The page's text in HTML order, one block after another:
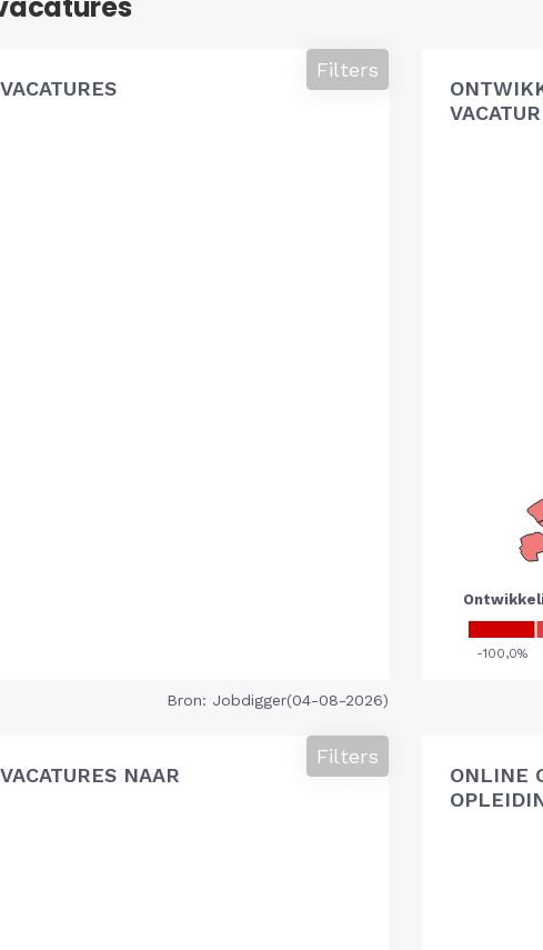
Filters
Bron: Jobdigger(04-08-2026)
NAAR
Filters
ONLINE